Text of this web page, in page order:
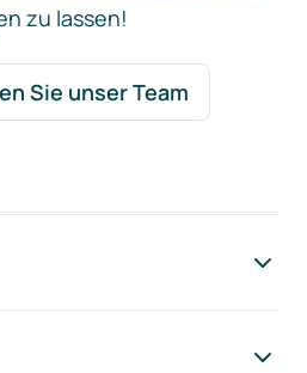
zu lassen!
Sie unser Team